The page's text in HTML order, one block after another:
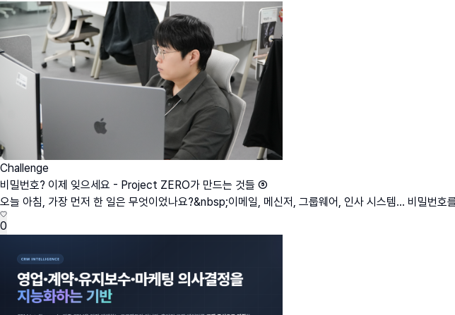
Challenge
비밀번호? 이제 잊으세요 - Project ZERO가 만드는 것들 ⑤
오늘 아침, 가장 먼저 한 일은 무엇이었나요?&nbsp;이메일, 메신저, 그룹웨어, 인사 시스템… 비밀번호
0